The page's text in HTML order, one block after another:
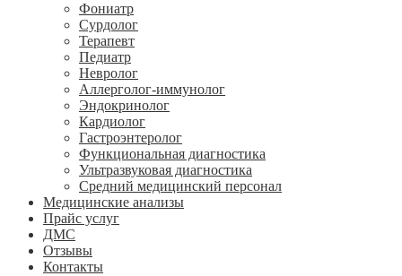
Фониатр
Сурдолог
Терапевт
Педиатр
Невролог
Аллерголог-иммунолог
Эндокринолог
Кардиолог
Гастроэнтеролог
Функциональная диагностика
Ультразвуковая диагностика
Средний медицинский персонал
Медицинские анализы
Прайс услуг
ДМС
Отзывы
Контакты